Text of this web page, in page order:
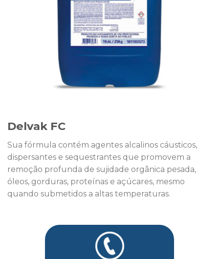
Delvak FC
Sua fórmula contém agentes alcalinos cáusticos,
dispersantes e sequestrantes que promovem a
remoção profunda de sujidade orgânica pesada,
óleos, gorduras, proteínas e açúcares, mesmo
quando submetidos a altas temperaturas.